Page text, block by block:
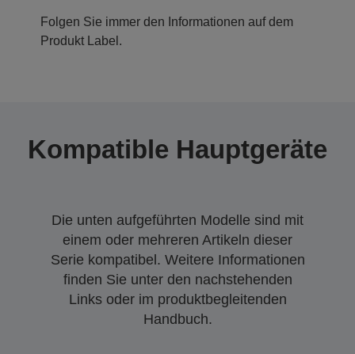
Folgen Sie immer den Informationen auf dem
Produkt Label.
Kompatible Hauptgeräte
Die unten aufgeführten Modelle sind mit
einem oder mehreren Artikeln dieser
Serie kompatibel. Weitere Informationen
finden Sie unter den nachstehenden
Links oder im produktbegleitenden
Handbuch.